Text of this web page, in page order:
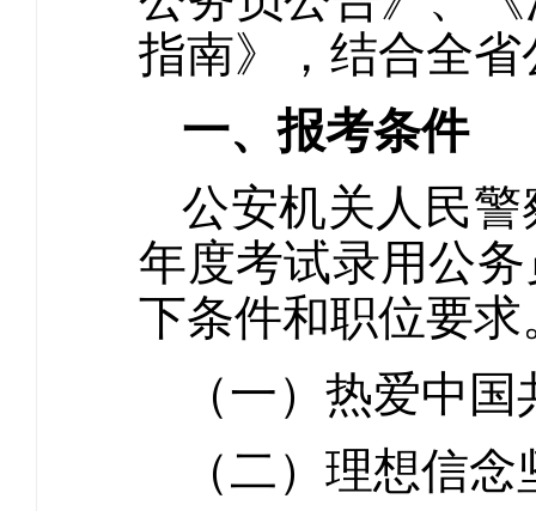
指南》，结合全
一、报考条件
公安机关人民
年度考试录用公
下条件和职位要求
（一）热爱中
（二）理想信